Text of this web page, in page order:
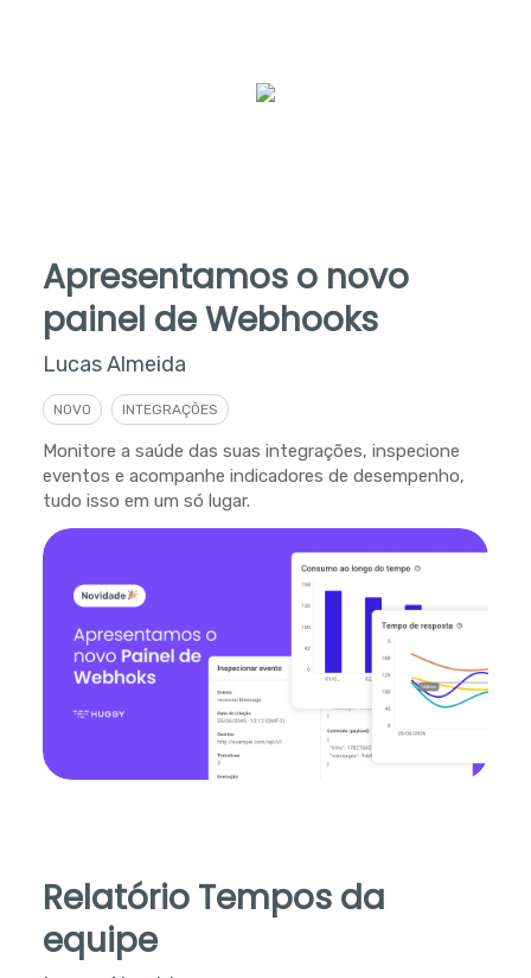
Apresentamos o novo
painel de Webhooks
Lucas Almeida
NOVO INTEGRAÇÕES
Monitore a saúde das suas integrações, inspecione
eventos e acompanhe indicadores de desempenho,
tudo isso em um só lugar.
Relatório Tempos da
equipe